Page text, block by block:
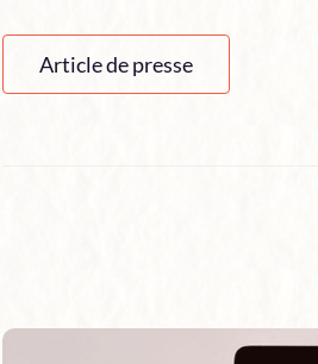
Article de presse